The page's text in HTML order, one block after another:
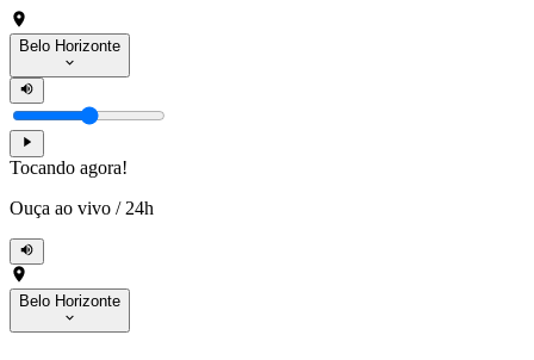
Belo Horizonte
Tocando agora!
Ouça ao vivo / 24h
Belo Horizonte